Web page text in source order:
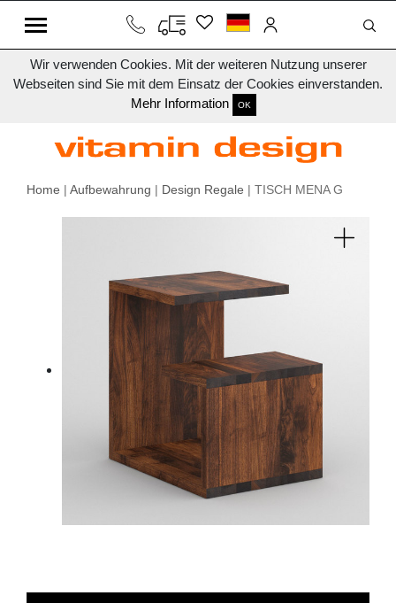
Wir verwenden Cookies. Mit der weiteren Nutzung unserer
Webseiten sind Sie mit dem Einsatz der Cookies einverstanden.
Mehr Information
OK
Home | Aufbewahrung | Design Regale | TISCH MENA G